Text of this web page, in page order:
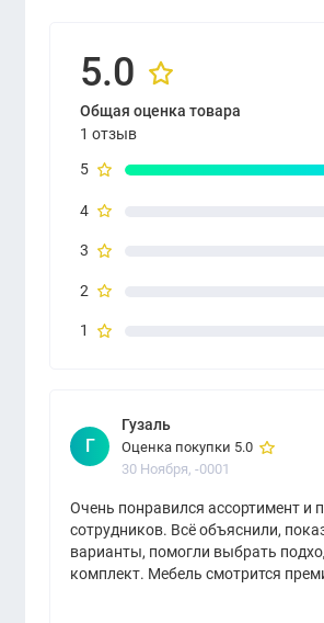
5.0
Общая оценка товара
1 отзыв
5
4
3
2
1
Г
Гузаль
Оценка покупки 5.0
30 Ноября, -0001
Очень понравился ассортимент и
сотрудников. Всё объяснили,
варианты, помогли выбрать
комплект. Мебель смотрится